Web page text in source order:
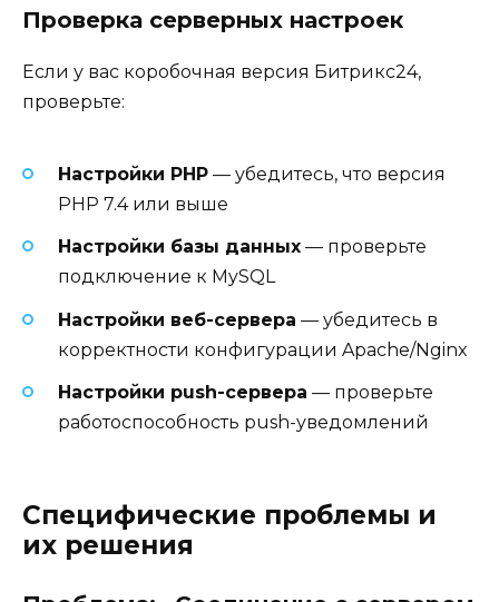
Проверка серверных настроек
Если у вас коробочная версия Битрикс24,
проверьте:
Настройки PHP — убедитесь, что версия
PHP 7.4 или выше
Настройки базы данных — проверьте
подключение к MySQL
Настройки веб-сервера — убедитесь в
корректности конфигурации Apache/Nginx
Настройки push-сервера — проверьте
работоспособность push-уведомлений
Специфические проблемы и
их решения